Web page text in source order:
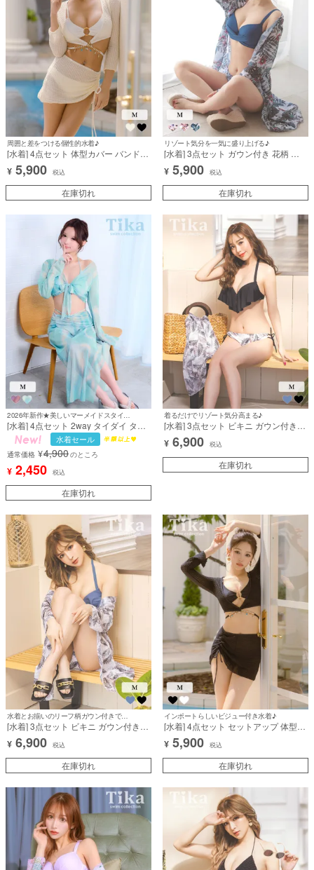
周囲と差をつける個性的水着♪
[水着] 4点セット 体型カバー バンドゥ
背中カバー 袖あり ビジュースカート
タイプ ギャル 白 ホワイト ビキニ (あ
いみ着用) [tk-sw1516a]
¥ 5,900 税込
在庫切れ
リゾート気分を一気に盛り上げる♪
[水着] 3点セット ガウン付き 花柄 ボ
タニカル柄 ブルー 青 クロスデザイン
体型カバー 二の腕カバー 盛れる ビー
チ 海 リゾート ビキニ (久保七瀬着用)
¥ 5,900 税込
在庫切れ
[水着] 4点セット 2way タイダイ タン
キニ ホルターネック 体型カバー 脚
カバー袖あり ロングスカート 水色 大
人リゾート ビキニ (聖菜着用) [tk-
sw2542]
水着セール
通常価格 ¥4,900のところ
¥ 2,450 税込
在庫切れ
着るだけでリゾート気分高まる♪
[水着] 3点セット ビキニ ガウン付き
フリル バンドゥ リーフ柄 ボタニカル
柄 体型カバー 二の腕カバー 袖あり ブ
ラック (久保七瀬着用) [tk-sw9009a]
¥ 6,900 税込
在庫切れ
水着とお揃いのリーフ柄ガウン付きでお洒落に体型カバー♪
[水着] 3点セット ビキニ ガウン付き
フリル バンドゥ リーフ柄 ボタニカル
柄 体型カバー 二の腕カバー 袖あり ブ
ルー 水色 (ゆんころ着用) [tk-
¥ 6,900 税込
在庫切れ
インポートらしいビジュー付き水着♪
[水着] 4点セット セットアップ 体型カ
バー バンドゥ 背中カバー 袖あり ビジ
ュースカートタイプ ギャル 黒 ブラッ
ク ビキニ (せいせい着用) [tk-
¥ 5,900 税込
在庫切れ